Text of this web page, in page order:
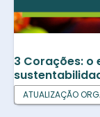
3 Corações:
ATUALIZAÇÃO